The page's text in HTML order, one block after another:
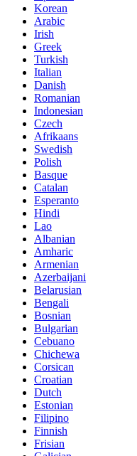
Korean
Arabic
Irish
Greek
Turkish
Italian
Danish
Romanian
Indonesian
Czech
Afrikaans
Swedish
Polish
Basque
Catalan
Esperanto
Hindi
Lao
Albanian
Amharic
Armenian
Azerbaijani
Belarusian
Bengali
Bosnian
Bulgarian
Cebuano
Chichewa
Corsican
Croatian
Dutch
Estonian
Filipino
Finnish
Frisian